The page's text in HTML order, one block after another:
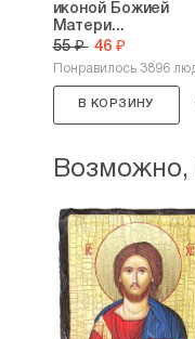
иконой Божией
Матери...
55 ₽ 46 ₽
Понравилось 3896
В КОРЗИНУ
Возможно,